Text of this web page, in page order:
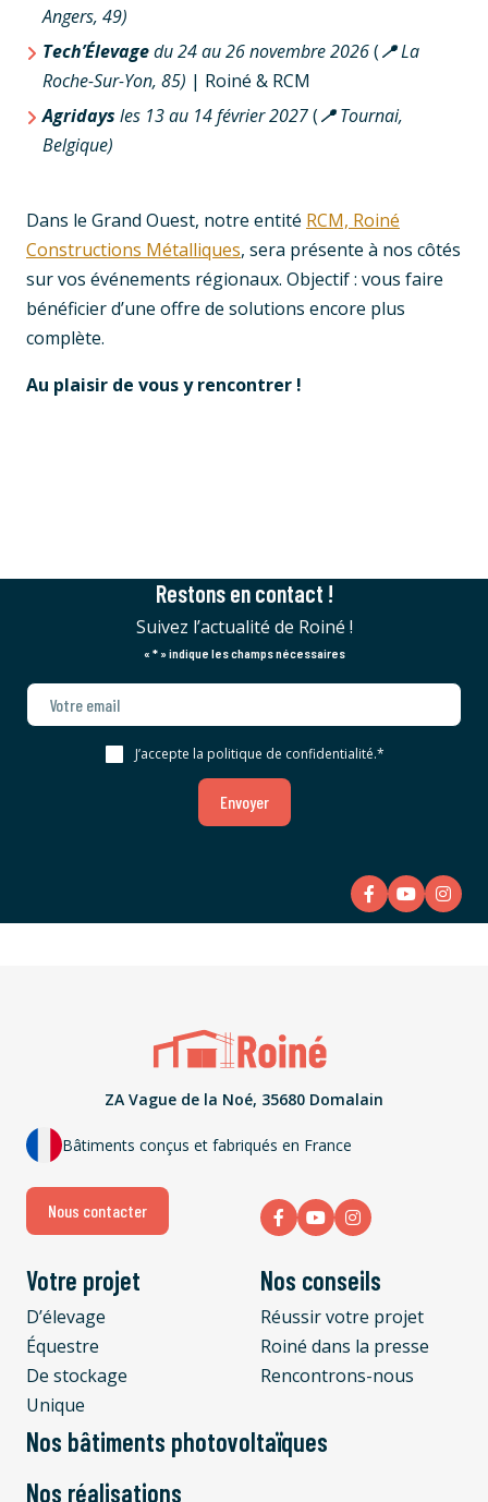
Angers, 49)
Tech’Élevagedu 24 au 26 novembre 2026(📍La
Roche-Sur-Yon, 85) | Roiné & RCM
Agridays les 13 au 14 février 2027(📍Tournai,
Belgique)
Dans le Grand Ouest, notre entité RCM, Roiné
Constructions Métalliques, sera présente à nos côtés
sur vos événements régionaux. Objectif : vous faire
bénéficier d’une offre de solutions encore plus
complète.
Au plaisir de vous y rencontrer !
Restons en contact !
Suivez l’actualité de Roiné !
« *» indique les champs nécessaires
J’accepte la politique de confidentialité.*
Envoyer
ZA Vague de la Noé, 35680 Domalain
Nous contacter
Bâtiments conçus et fabriqués en France
Votre projet
D’élevage
Équestre
De stockage
Unique
Nos bâtiments photovoltaïques
Nos réalisations
Nos conseils
Réussir votre projet
Roiné dans la presse
Rencontrons-nous